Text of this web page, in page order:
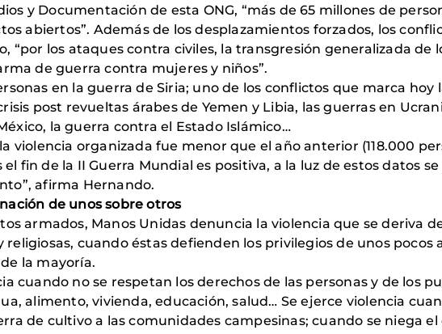
y Documentación de esta ONG, “más de 65 millones de
abiertos”. Además de los desplazamientos forzados, los
“por los ataques contra civiles, la transgresión generalizada de
de guerra contra mujeres y niños”.
en la guerra de Siria; uno de los conflictos que marca hoy
post revueltas árabes de Yemen y Libia, las guerras en
la guerra contra el Estado Islámico…
violencia organizada fue menor que el año anterior (118.000
fin de la II Guerra Mundial es positiva, a la luz de estos datos
afirma Hernando.
de unos sobre otros
armados, Manos Unidas denuncia la violencia que se deriva
cuando éstas defienden los privilegios de unos pocos
la mayoría.
cuando no se respetan los derechos de las personas y de los
alimento, vivienda, educación, salud… Se ejerce violencia
de cultivo a las comunidades campesinas; cuando se niega